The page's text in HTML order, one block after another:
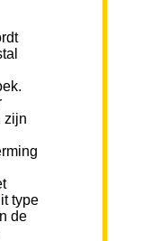
zijn
type
de